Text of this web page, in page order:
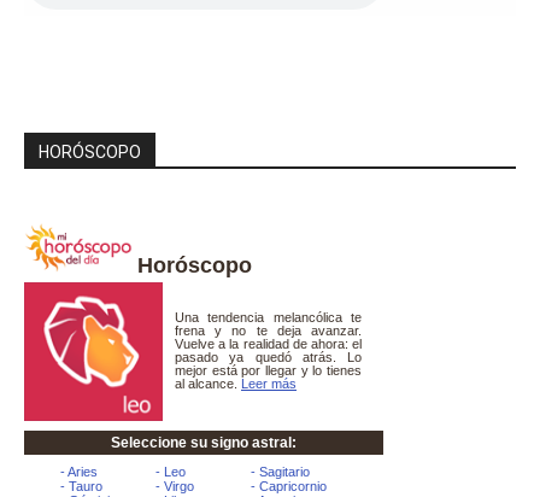
HORÓSCOPO
Horóscopo